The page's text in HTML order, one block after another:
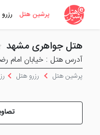
پرشین هتل
هتل جواهری مشهد
آدرس هتل : خیابان امام
پرشین هتل
رزرو هتل